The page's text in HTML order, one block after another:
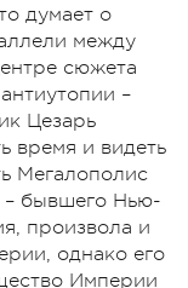
думает о
между
сюжета
–
Цезарь
время и видеть
Мегалополис
бывшего Нью-
произвола и
однако его
Империи